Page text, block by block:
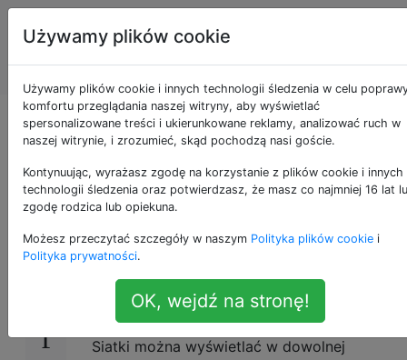
Programowanie
puzzli i Code
Golf
Wydrukuj wszystkie
kolory siatki 3x3
21
Masz siatkę 3x3. Każda komórka może być
w kolorze czarnym lub białym. Wyświetl
wszystkie 512 z tych kolorów. Wygrywa
najmniej bajtów.
Siatki można wyświetlać w dowolnej
Używamy plików cookie
Używamy plików cookie i innych technologii śledzenia w celu
komfortu przeglądania naszej witryny, aby wyświetlać
spersonalizowane treści i ukierunkowane reklamy, analizować ruch w
naszej witrynie, i zrozumieć, skąd pochodzą nasi goście.
Kontynuując, wyrażasz zgodę na korzystanie z plików cookie i innych
technologii śledzenia oraz potwierdzasz, że masz co najmniej 16 lat
zgodę rodzica lub opiekuna.
Możesz przeczytać szczegóły w naszym Polityka plików cookie i
Polityka prywatności.
OK, wejdź na stronę!